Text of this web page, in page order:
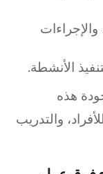
والإجراءات
الأنشطة.
هذه
والتدريب